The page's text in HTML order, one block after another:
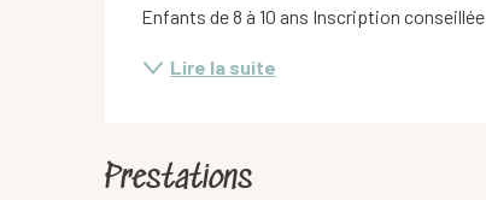
Enfants de 8 à 10 ans Inscription conseillée
Lire la suite
Prestations